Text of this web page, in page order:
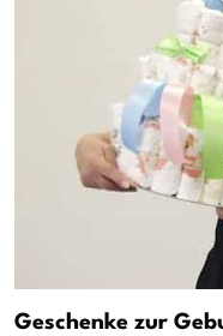
Geschenke zur